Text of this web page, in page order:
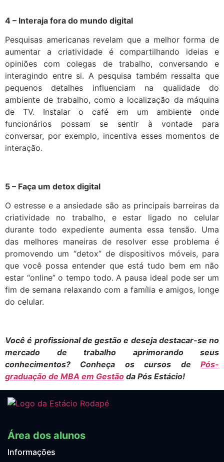
4 – Interaja fora do mundo digital
Pesquisas americanas revelam que a melhor forma de
aumentar a criatividade é compartilhando ideias e
opiniões com colegas de trabalho, conversando e
interagindo entre si. A pesquisa também ressalta que
pequenos detalhes influenciam na qualidade do
ambiente de trabalho, como a localização da máquina
de TV. Instalar o café em um ambiente onde
funcionários possam se sentir à vontade para
conversar, por exemplo, incentiva esses momentos de
interação.
5 – Faça um detox digital
O estresse e a ansiedade são as principais barreiras da
criatividade no trabalho, e estar ligado no celular
durante todo expediente aumenta essa tensão. Uma
das melhores maneiras de resolver esse problema é
promovendo um “detox” de dispositivos móveis, para
que você possa entender que está tudo bem em não
estar “online” o tempo todo. A pausa ideal pode ser um
fim de semana relaxando com a família e amigos, longe
do celular.
Você é profissional de gestão e deseja destacar-se no
mercado de trabalho aprimorando seus
conhecimentos? Conheça os cursos de Pós-
graduação de MBA em Gestão da Pós Estácio!
Área dos alunos
Informações